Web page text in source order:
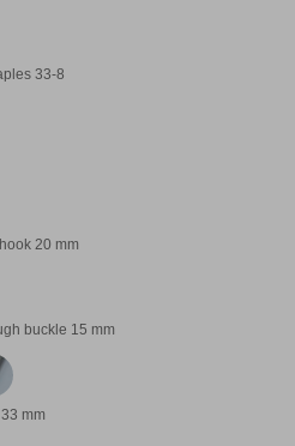
33-8
20 mm
buckle 15 mm
mm